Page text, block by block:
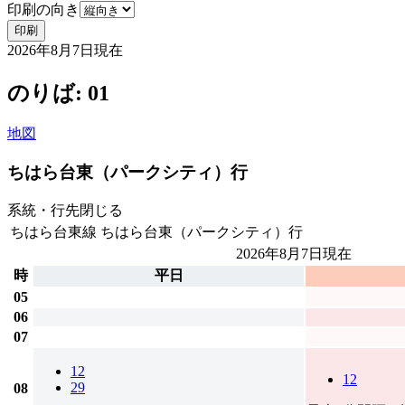
印刷の向き
印刷
2026年8月7日 現在
のりば: 01
地図
ちはら台東（パークシティ）行
系統・行先閉じる
ちはら台東線 ちはら台東（パークシティ）行
2026年8月7日 現在
時
平日
05
06
07
08
12
29
12